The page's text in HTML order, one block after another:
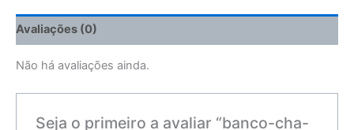
Avaliações (0)
Não há avaliações ainda.
Seja o primeiro a avaliar “banco-cha-